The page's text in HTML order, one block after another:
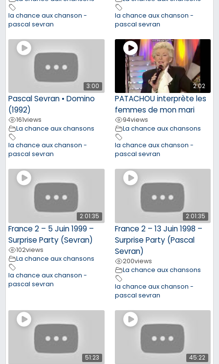
la chance aux chanson -
pascal sevran
la chance aux chanson -
pascal sevran
3:00
Pascal Sevran • Domino
(1992)
161views
La chance aux chansons
la chance aux chanson -
pascal sevran
2:02
PATACHOU interprète les
femmes de mon mari
94views
La chance aux chansons
la chance aux chanson -
pascal sevran
2:01:35
France 2 – 5 Juin 1999 –
Surprise Party (Sevran)
102views
La chance aux chansons
la chance aux chanson -
pascal sevran
2:01:35
France 2 – 13 Juin 1998 –
Surprise Party (Pascal
Sevran)
200views
La chance aux chansons
la chance aux chanson -
pascal sevran
51:23 45:22